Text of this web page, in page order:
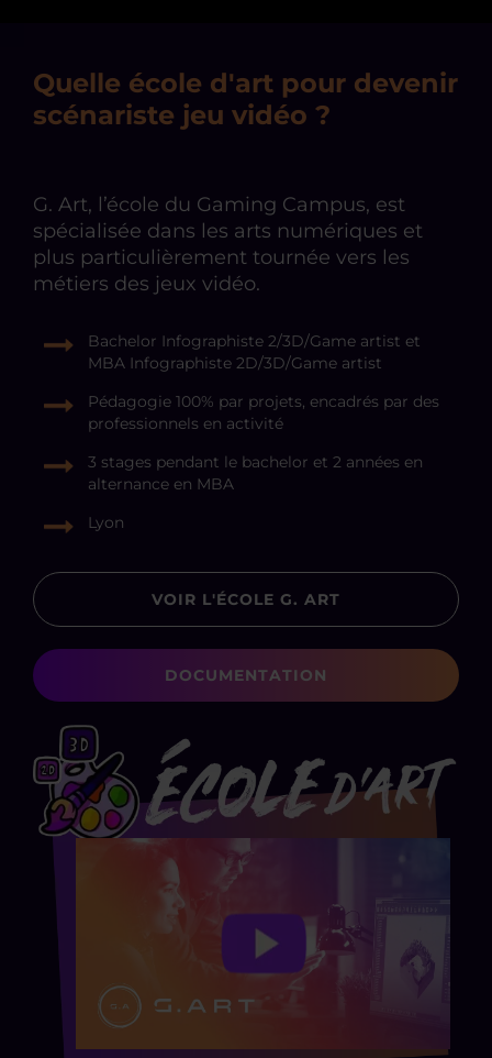
Quelle école d'art pour devenir
scénariste jeu vidéo ?
G. Art, l’école du Gaming Campus, est
spécialisée dans les arts numériques et
plus particulièrement tournée vers les
métiers des jeux vidéo.
Bachelor Infographiste 2/3D/Game artist et
MBA Infographiste 2D/3D/Game artist
Pédagogie 100% par projets, encadrés par des
professionnels en activité
3 stages pendant le bachelor et 2 années en
alternance en MBA
Lyon
VOIR L'ÉCOLE G. ART
DOCUMENTATION